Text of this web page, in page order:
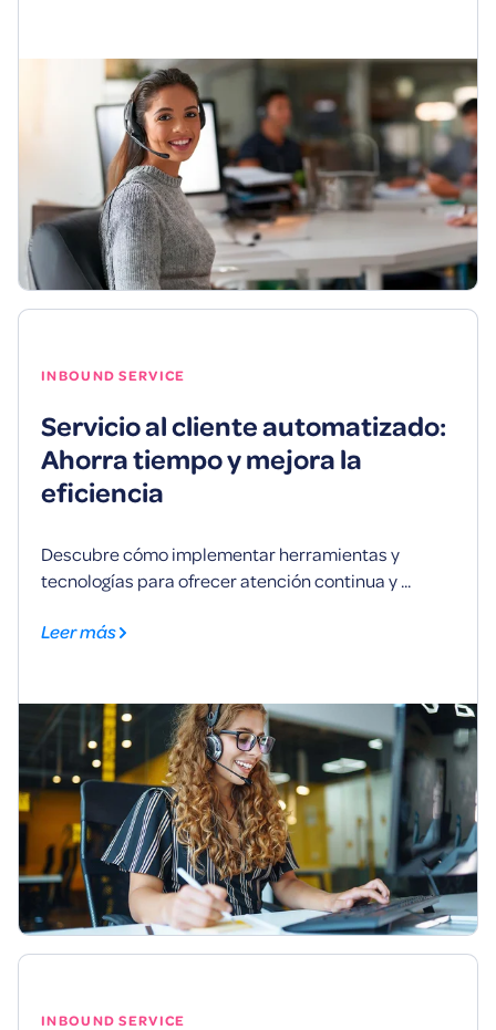
INBOUND SERVICE
Servicio al cliente automatizado:
Ahorra tiempo y mejora la
eficiencia
Descubre cómo implementar herramientas y
tecnologías para ofrecer atención continua y ...
Leer más
INBOUND SERVICE